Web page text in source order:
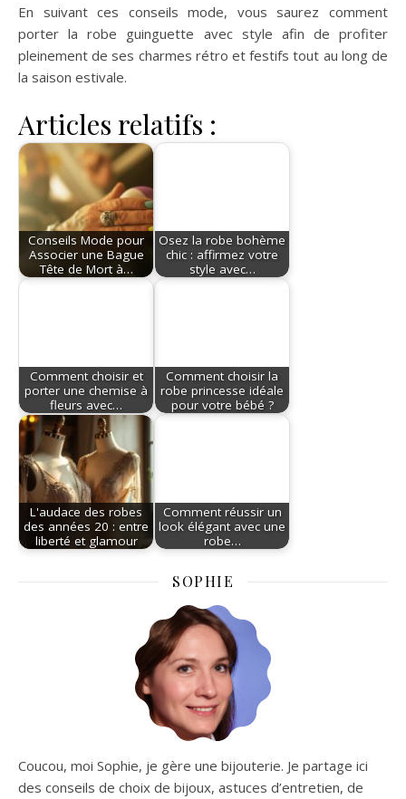
En suivant ces conseils mode, vous saurez comment
porter la robe guinguette avec style afin de profiter
pleinement de ses charmes rétro et festifs tout au long de
la saison estivale.
Articles relatifs :
Conseils Mode pour
Associer une Bague
Tête de Mort à…
Osez la robe bohème
chic : affirmez votre
style avec…
Comment choisir et
porter une chemise à
fleurs avec…
Comment choisir la
robe princesse idéale
pour votre bébé ?
L'audace des robes
des années 20 : entre
liberté et glamour
Comment réussir un
look élégant avec une
robe…
SOPHIE
Coucou, moi Sophie, je gère une bijouterie. Je partage ici
des conseils de choix de bijoux, astuces d’entretien, de